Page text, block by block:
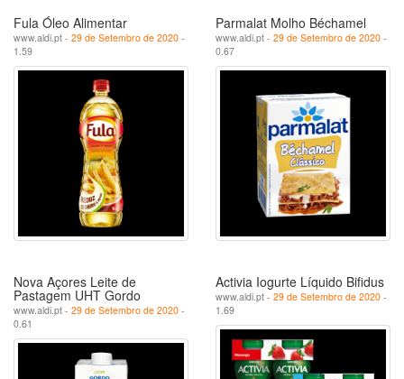
Fula Óleo Alimentar
www.aldi.pt - 29 de Setembro de 2020 -
1.59
Parmalat Molho Béchamel
www.aldi.pt - 29 de Setembro de 2020 -
0.67
Nova Açores Leite de
Pastagem UHT Gordo
www.aldi.pt - 29 de Setembro de 2020 -
0.61
Activia Iogurte Líquido Bifidus
www.aldi.pt - 29 de Setembro de 2020 -
1.69